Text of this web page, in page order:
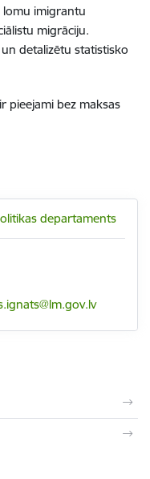
lomu imigrantu
migrāciju.
detalizētu statistisko
pieejami bez maksas
departaments